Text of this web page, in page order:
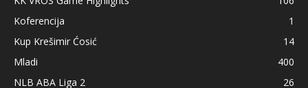
Koferencija
1
Kup Krešimir Ćosić
14
Mladi
400
NLB ABA Liga 2
26